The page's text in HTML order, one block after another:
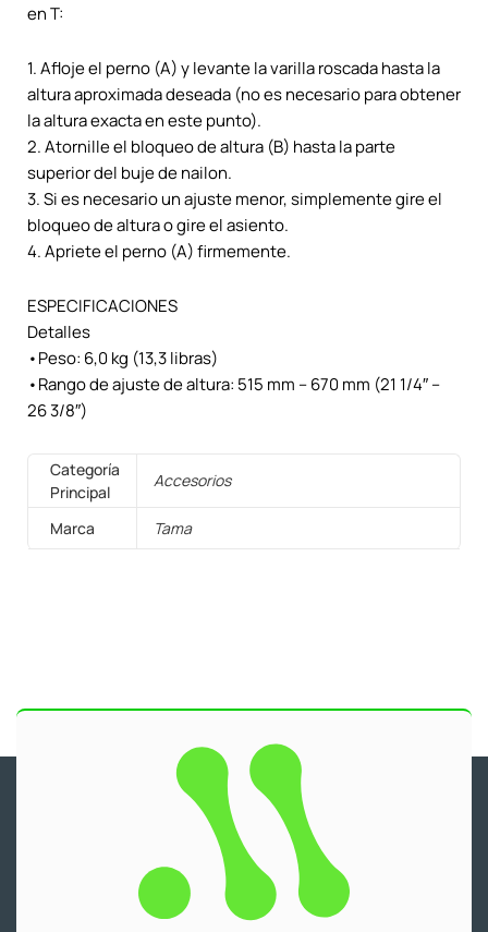
en T:
1. Afloje el perno (A) y levante la varilla roscada hasta la
altura aproximada deseada (no es necesario para obtener
la altura exacta en este punto).
2. Atornille el bloqueo de altura (B) hasta la parte
superior del buje de nailon.
3. Si es necesario un ajuste menor, simplemente gire el
bloqueo de altura o gire el asiento.
4. Apriete el perno (A) firmemente.
ESPECIFICACIONES
Detalles
•Peso: 6,0 kg (13,3 libras)
•Rango de ajuste de altura: 515 mm – 670 mm (21 1/4″ –
26 3/8″)
Categoría
Principal
Accesorios
Marca Tama